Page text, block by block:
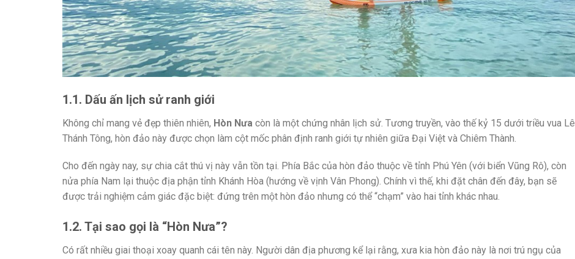
1.1. Dấu ấn lịch sử ranh giới
Không chỉ mang vẻ đẹp thiên nhiên, Hòn Nưa còn là một chứng nhân lịch sử. Tương truyền, vào thế kỷ 15 dưới triều vua Lê
Thánh Tông, hòn đảo này được chọn làm cột mốc phân định ranh giới tự nhiên giữa Đại Việt và Chiêm Thành.
Cho đến ngày nay, sự chia cắt thú vị này vẫn tồn tại. Phía Bắc của hòn đảo thuộc về tỉnh Phú Yên (với biển Vũng Rô), còn
nửa phía Nam lại thuộc địa phận tỉnh Khánh Hòa (hướng về vịnh Vân Phong). Chính vì thế, khi đặt chân đến đây, bạn sẽ
được trải nghiệm cảm giác đặc biệt: đứng trên một hòn đảo nhưng có thể “chạm” vào hai tỉnh khác nhau.
1.2. Tại sao gọi là “Hòn Nưa”?
Có rất nhiều giai thoại xoay quanh cái tên này. Người dân địa phương kể lại rằng, xưa kia hòn đảo này là nơi trú ngụ của